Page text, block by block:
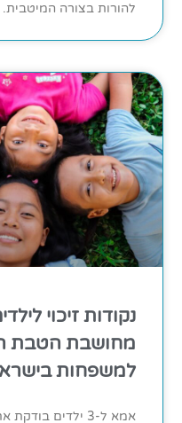
להורות בצורה המיטבית.
נקודות זיכוי
מחושבת הטבת
למשפחות
אמא ל-3 ילדים